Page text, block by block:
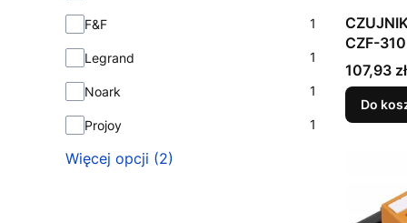
F&F 1
Legrand 1
Noark 1
Projoy 1
Więcej opcji (2)
CZF-
Cena
107,93 zł
Do